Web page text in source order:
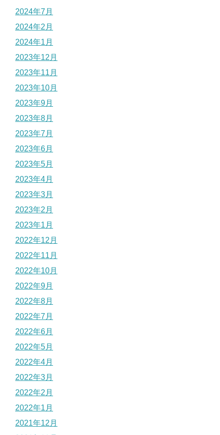
2024年7月
2024年2月
2024年1月
2023年12月
2023年11月
2023年10月
2023年9月
2023年8月
2023年7月
2023年6月
2023年5月
2023年4月
2023年3月
2023年2月
2023年1月
2022年12月
2022年11月
2022年10月
2022年9月
2022年8月
2022年7月
2022年6月
2022年5月
2022年4月
2022年3月
2022年2月
2022年1月
2021年12月